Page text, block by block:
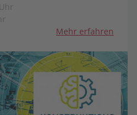
Mehr erfahren